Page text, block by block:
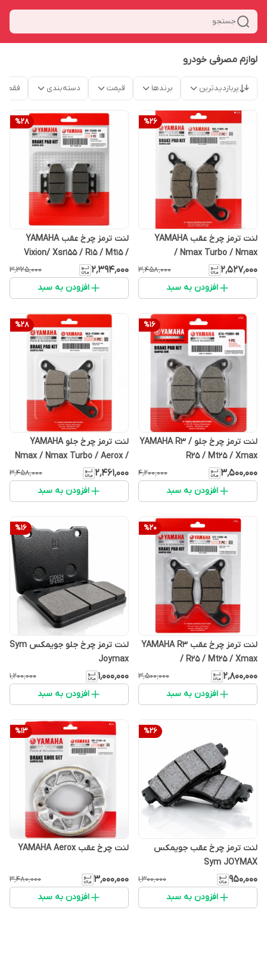
جستجو
لوازم مصرفی خودرو
پربازدیدترین برندها قیمت دسته‌بندی فقط
%26
لنت ترمز چرخ عقب YAMAHA
Nmax Turbo / Nmax /
۲٬۵۲۷٬۰۰۰ ۳٬۴۵۸٬۰۰۰
افزودن به سبد
%28
لنت ترمز چرخ عقب YAMAHA
Vixion/ Xsr155 / R15 / Mt15 /
Wr155 /
۲٬۳۹۴٬۰۰۰ ۳٬۳۲۵٬۰۰۰
افزودن به سبد
%16
لنت ترمز چرخ جلو YAMAHA R3 /
R25 / Mt25 / Xmax
۳٬۵۰۰٬۰۰۰ ۴٬۲۰۰٬۰۰۰
افزودن به سبد
%28
لنت ترمز چرخ جلو YAMAHA
Nmax / Nmax Turbo / Aerox /
MxKing / Filano
۲٬۴۶۱٬۰۰۰ ۳٬۴۵۸٬۰۰۰
افزودن به سبد
%20
لنت ترمز چرخ عقب YAMAHA R3
/ R25 / Mt25 / Xmax
۲٬۸۰۰٬۰۰۰ ۳٬۵۰۰٬۰۰۰
افزودن به سبد
%16
لنت ترمز چرخ جلو جویمکس Sym
Joymax
۱٬۰۰۰٬۰۰۰ ۱٬۲۰۰٬۰۰۰
افزودن به سبد
%26
لنت ترمز چرخ عقب جویمکس
Sym JOYMAX
۹۵۰٬۰۰۰ ۱٬۳۰۰٬۰۰۰
افزودن به سبد
%13
لنت چرخ عقب YAMAHA Aerox
۳٬۰۰۰٬۰۰۰ ۳٬۴۸۰٬۰۰۰
افزودن به سبد